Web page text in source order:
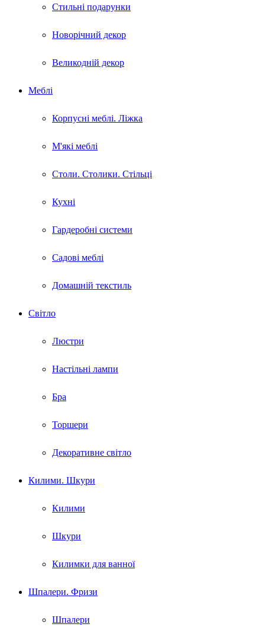
Стильні подарунки
Новорічний декор
Великодній декор
Меблі
Корпусні меблі. Ліжка
М'які меблі
Столи. Столики. Стільці
Кухні
Гардеробні системи
Садові меблі
Домашній текстиль
Світло
Люстри
Настільні лампи
Бра
Торшери
Декоративне світло
Килими. Шкури
Килими
Шкури
Килимки для ванної
Шпалери. Фризи
Шпалери